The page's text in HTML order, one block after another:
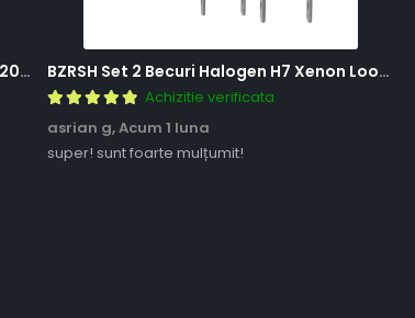
BZRSH Set 2 Becuri LED H7 V20 Canbus 120W 12000 Lumeni Alb Rece 6000K Fara Eroare BZRSH Set 2 Becuri Halogen H7 Xenon Look 12V 55W 5000K Lumina Alba
Achizitie verificata
asrian g,Acum 1 luna
super! sunt foarte mulțumit!